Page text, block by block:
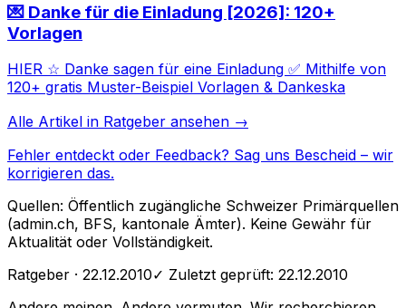
💌 Danke für die Einladung [2026]: 120+
Vorlagen
HIER ☆ Danke sagen für eine Einladung ✅ Mithilfe von
120+ gratis Muster-Beispiel Vorlagen & Dankeska
Alle Artikel in Ratgeber ansehen →
Fehler entdeckt oder Feedback? Sag uns Bescheid – wir
korrigieren das.
Quellen: Öffentlich zugängliche Schweizer Primärquellen
(admin.ch, BFS, kantonale Ämter). Keine Gewähr für
Aktualität oder Vollständigkeit.
Ratgeber · 22.12.2010✓ Zuletzt geprüft: 22.12.2010